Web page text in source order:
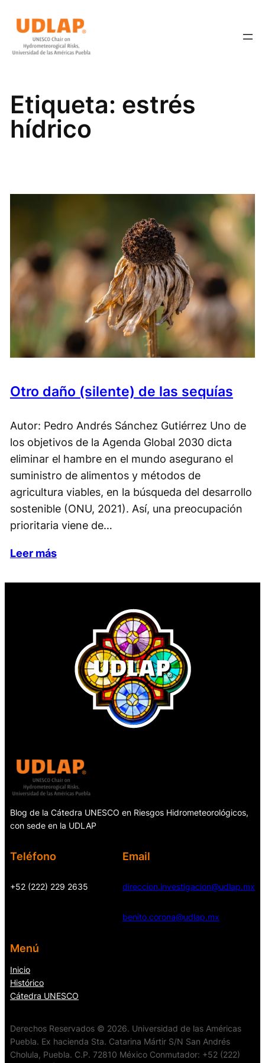
contenido
Etiqueta: estrés
hídrico
Otro daño (silente) de las sequías
Autor: Pedro Andrés Sánchez Gutiérrez Uno de
los objetivos de la Agenda Global 2030 dicta
eliminar el hambre en el mundo asegurano el
suministro de alimentos y métodos de
agricultura viables, en la búsqueda del desarrollo
sostenible (ONU, 2021). Así, una preocupación
prioritaria viene de…
Leer más
Blog de la Cátedra UNESCO en Riesgos Hidrometeorológicos,
con sede en la UDLAP
Teléfono
+52 (222) 229 2635
Email
direccion.investigacion@udlap.mx
benito.corona@udlap.mx
Menú
Inicio
Histórico
Cátedra UNESCO
Derechos Reservados © 2026. Universidad de las Américas
Puebla. Ex hacienda Sta. Catarina Mártir S/N San Andrés
Cholula, Puebla. C.P. 72810 México Conmutador: +52 (222)